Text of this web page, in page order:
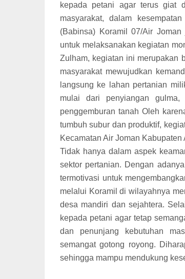
kepada petani agar terus giat
masyarakat, dalam
(Babinsa) Koramil 07/Air
untuk melaksanakan kegiatan
Zulham, kegiatan ini merupakan
masyarakat mewujudkan
langsung ke lahan pertanian
mulai dari penyiangan gulma,
penggemburan tanah Oleh
tumbuh subur dan produktif,
Kecamatan Air Joman
Tidak hanya dalam aspek
sektor pertanian. Dengan
termotivasi untuk
melalui Koramil di wilayahnya
desa mandiri dan sejahtera.
kepada petani agar tetap
dan penunjang kebutuhan
semangat gotong royong.
sehingga mampu mendukung